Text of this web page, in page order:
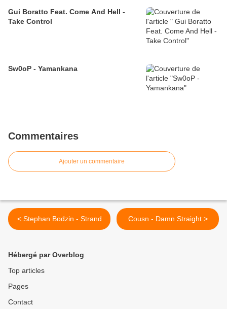
Gui Boratto Feat. Come And Hell -
Take Control
Sw0oP - Yamankana
Commentaires
Ajouter un commentaire
< Stephan Bodzin - Strand Cousn - Damn Straight >
Hébergé par Overblog
Top articles
Pages
Contact